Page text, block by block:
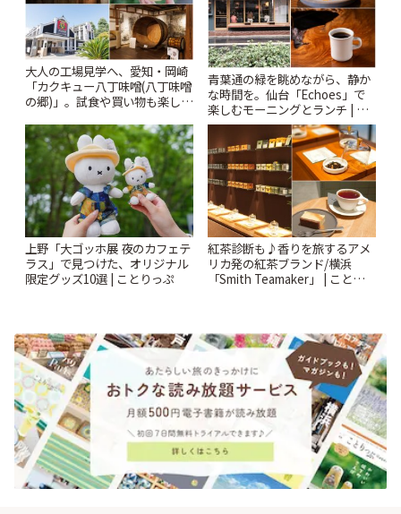
大人の工場見学へ、愛知・岡崎
「カクキュー八丁味噌(八丁味噌
の郷)」。試食や買い物も楽しみ
青葉通の緑を眺めながら、静か
な時間を。仙台「Echoes」で
楽しむモーニングとランチ | こ
とりっぷ
上野「大ゴッホ展 夜のカフェテ
ラス」で見つけた、オリジナル
限定グッズ10選 | ことりっぷ
紅茶診断も♪香りを旅するアメ
リカ発の紅茶ブランド/横浜
「Smith Teamaker」 | ことりっ